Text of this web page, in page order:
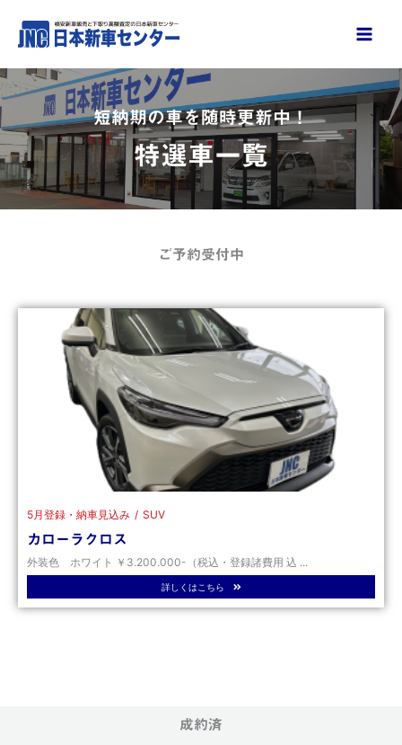
を
ス
キ
ッ
プ
短納期の車を随時更新中！
特選車一覧
ご予約受付中
5月登録・納車見込み SUV
カローラクロス
外装色 ホワイト ￥3.200.000-（税込・登録諸費用 込 ...
詳しくはこちら
成約済